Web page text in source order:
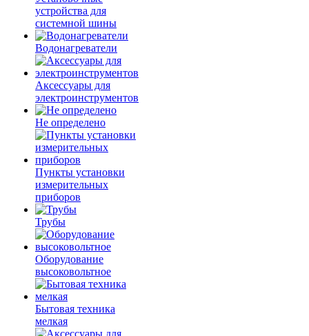
устройства для
системной шины
Водонагреватели
Аксессуары для
электроинструментов
Не определено
Пункты установки
измерительных
приборов
Трубы
Оборудование
высоковольтное
Бытовая техника
мелкая